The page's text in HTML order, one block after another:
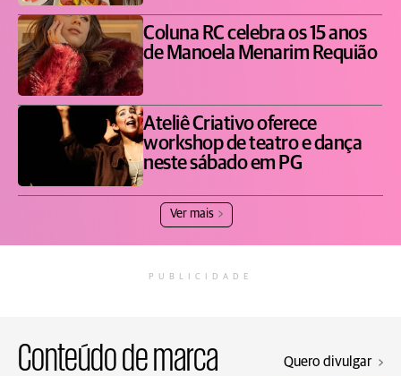
Coluna RC celebra os 15 anos
de Manoela Menarim Requião
Ateliê Criativo oferece
workshop de teatro e dança
neste sábado em PG
Ver mais
PUBLICIDADE
Conteúdo de marca Quero divulgar